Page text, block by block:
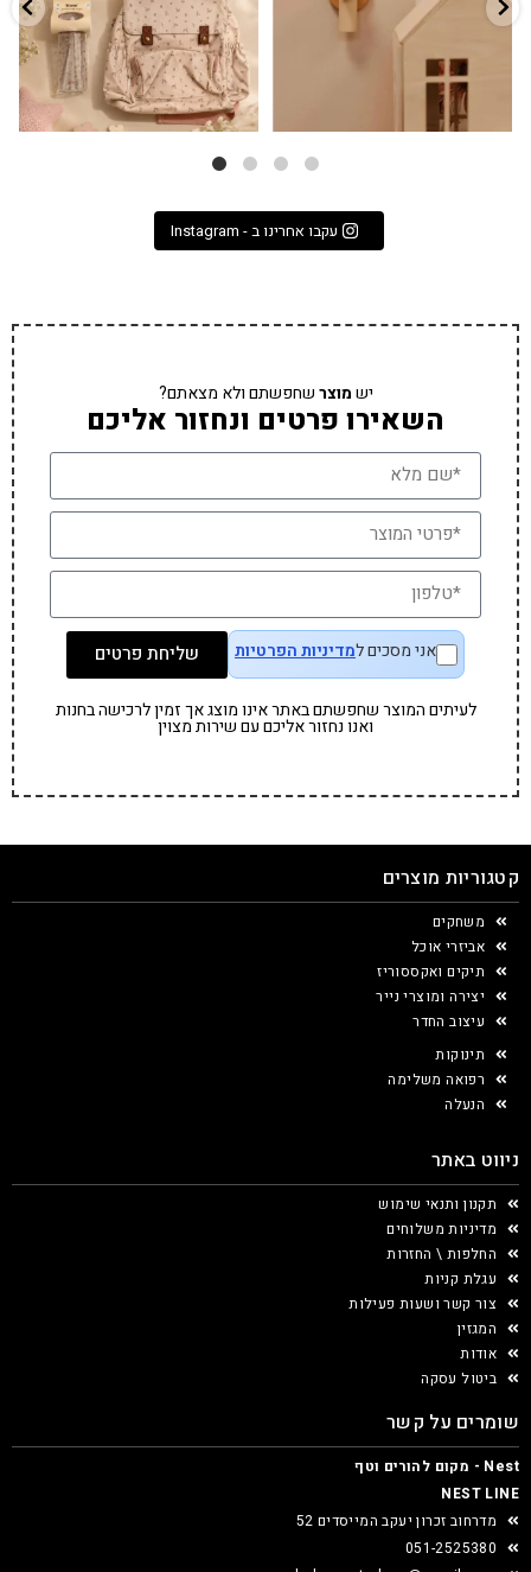
עקבו אחרינו ב - Instagram
ישמוצרשחפשתם ולא מצאתם?
השאירו פרטים ונחזור אליכם
אני מסכים למדיניות הפרטיות שליחת פרטים
לעיתים המוצר שחפשתם באתר אינו מוצג אך זמין לרכישה בחנות
ואנו נחזור אליכם עם שירות מצוין
קטגוריות מוצרים
משחקים
אביזרי אוכל
תיקים ואקססוריז
יצירה ומוצרי נייר
עיצוב החדר
תינוקות
רפואה משלימה
הנעלה
ניווט באתר
תקנון ותנאי שימוש
מדיניות משלוחים
החלפות \ החזרות
עגלת קניות
צור קשר ושעות פעילות
המגזין
אודות
ביטול עסקה
שומרים על קשר
Nest - מקום להורים וטף
NEST LINE
מדרחוב זכרון יעקב המייסדים 52
051-2525380